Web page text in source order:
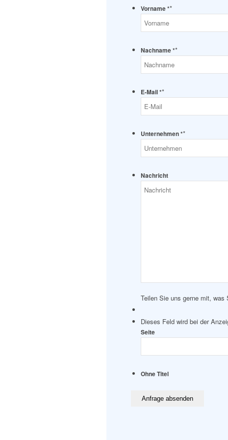
Vorname **
Nachname **
E-Mail **
Unternehmen **
Nachricht
Teilen Sie uns gerne mit, was
Dieses Feld wird bei der
Seite
Ohne Titel